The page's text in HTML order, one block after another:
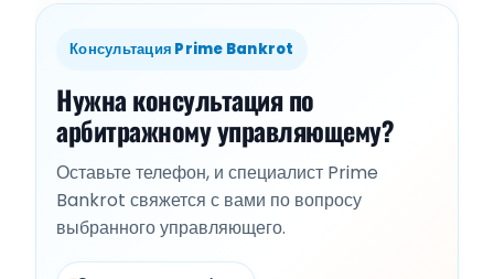
Консультация Prime Bankrot
Нужна консультация по
арбитражному управляющему?
Оставьте телефон, и специалист Prime
Bankrot свяжется с вами по вопросу
выбранного управляющего.